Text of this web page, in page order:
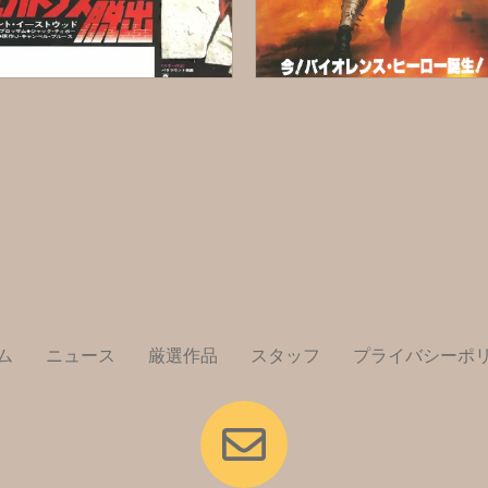
ニュース 厳選作品 スタッフ プライバシーポ